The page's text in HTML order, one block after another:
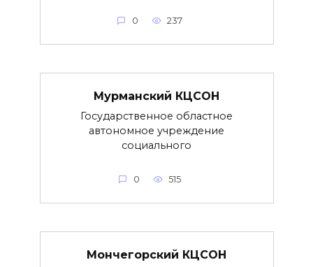
0 237
Мурманский КЦСОН
Государственное областное
автономное учреждение
социального
0 515
Мончегорский КЦСОН